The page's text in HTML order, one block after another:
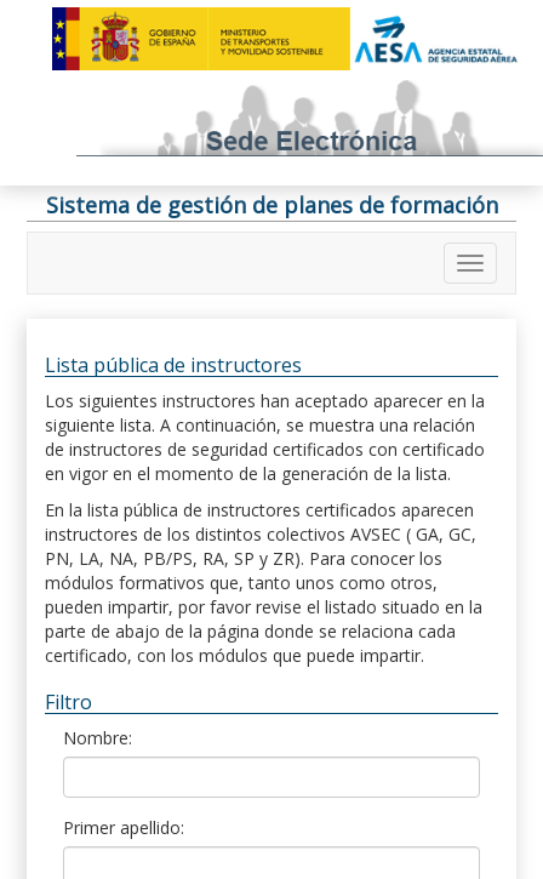
Sistema de gestión de planes de formación
Lista pública de instructores
Los siguientes instructores han aceptado aparecer en la
siguiente lista. A continuación, se muestra una relación
de instructores de seguridad certificados con certificado
en vigor en el momento de la generación de la lista.
En la lista pública de instructores certificados aparecen
instructores de los distintos colectivos AVSEC ( GA, GC,
PN, LA, NA, PB/PS, RA, SP y ZR). Para conocer los
módulos formativos que, tanto unos como otros,
pueden impartir, por favor revise el listado situado en la
parte de abajo de la página donde se relaciona cada
certificado, con los módulos que puede impartir.
Filtro
Nombre:
Primer apellido: